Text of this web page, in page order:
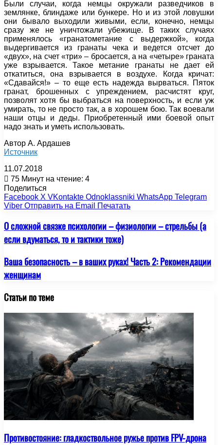
Были случаи, когда немцы окружали разведчиков в
землянке, блиндаже или бункере. Но и из этой ловушки
они бывало выходили живыми, если, конечно, немцы
сразу же не уничтожали убежище. В таких случаях
применялось «гранатометание с выдержкой», когда
выдергивается из гранаты чека и ведется отсчет до
«двух», на счет «три» – бросается, а на «четыре» граната
уже взрывается. Такое метание гранаты не дает ей
откатиться, она взрывается в воздухе. Когда кричат:
«Сдавайся!» – то еще есть надежда вырваться. Пяток
гранат, брошенных с упреждением, расчистят круг,
позволят хотя бы выбраться на поверхность, и если уж
умирать, то не просто так, а в хорошем бою. Так воевали
наши отцы и деды. Приобретенный ими боевой опыт
надо знать и уметь использовать.
Автор А. Ардашев
Источник
11.07.2018
75 Минут на чтение: 4
Поделиться
Facebook X VKontakte Odnoklassniki WhatsApp Telegram
Viber Отправить на Email Печатать
О сложной связке психологии – физиологии – стрельбы (а
если вдуматься, то и тактики тоже)
Ваша безопасность – в ваших руках! Часть 2: Рекомендации
женщинам
Статьи по теме
Противостояние: гладкоствольное ружье против FPV-дрона